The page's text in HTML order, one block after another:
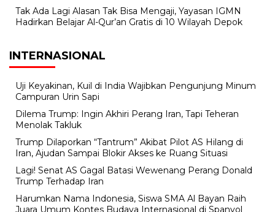
Tak Ada Lagi Alasan Tak Bisa Mengaji, Yayasan IGMN
Hadirkan Belajar Al-Qur’an Gratis di 10 Wilayah Depok
INTERNASIONAL
Uji Keyakinan, Kuil di India Wajibkan Pengunjung Minum
Campuran Urin Sapi
Dilema Trump: Ingin Akhiri Perang Iran, Tapi Teheran
Menolak Takluk
Trump Dilaporkan “Tantrum” Akibat Pilot AS Hilang di
Iran, Ajudan Sampai Blokir Akses ke Ruang Situasi
Lagi! Senat AS Gagal Batasi Wewenang Perang Donald
Trump Terhadap Iran
Harumkan Nama Indonesia, Siswa SMA Al Bayan Raih
Juara Umum Kontes Budaya Internasional di Spanyol